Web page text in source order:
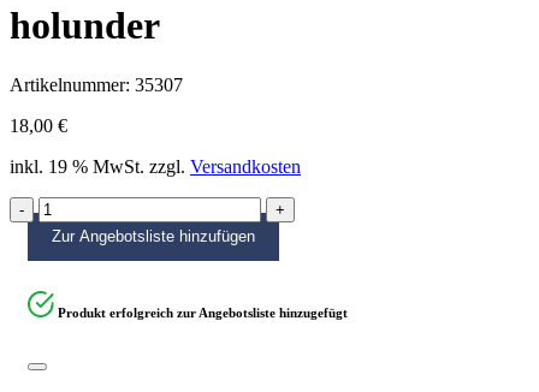
holunder
Artikelnummer: 35307
18,00 €
inkl. 19 % MwSt. zzgl. Versandkosten
holunder
quantityZur Angebotsliste hinzufügen
Produkt erfolgreich zur Angebotsliste hinzugefügt